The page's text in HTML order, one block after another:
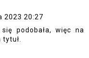
2023 20:27
podobała, więc na